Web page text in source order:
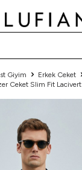
Giyim Erkek Ceket
Ceket Slim Fit Lacivert